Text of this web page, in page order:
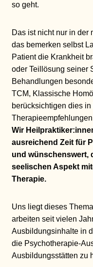
so geht.
Das ist nicht nur in der
das bemerken selbst
Patient die Krankheit
oder Teillösung seiner
Behandlungen
TCM, Klassische
berücksichtigen dies
Wir
ausreichend Zeit für
und wünschenswert,
seelischen Aspekt
Therapie.
Uns liegt dieses
arbeiten seit vielen
Ausbildungsinhalte in
die Psychotherapie-
Ausbildungsstätten zu